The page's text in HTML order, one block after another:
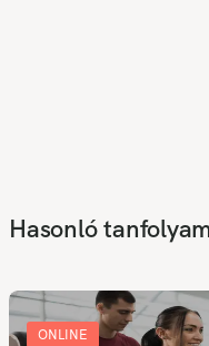
Hasonló
ONLINE